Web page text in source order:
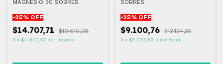
MAGNESIO 30 SOBRES
-25% OFF
$14.707,71 $19.610,28
3 x $4.902,57 sin interés
SOBRES
-25% OFF
$9.100,76 $12.134,35
3 x $3.033,59 sin interés